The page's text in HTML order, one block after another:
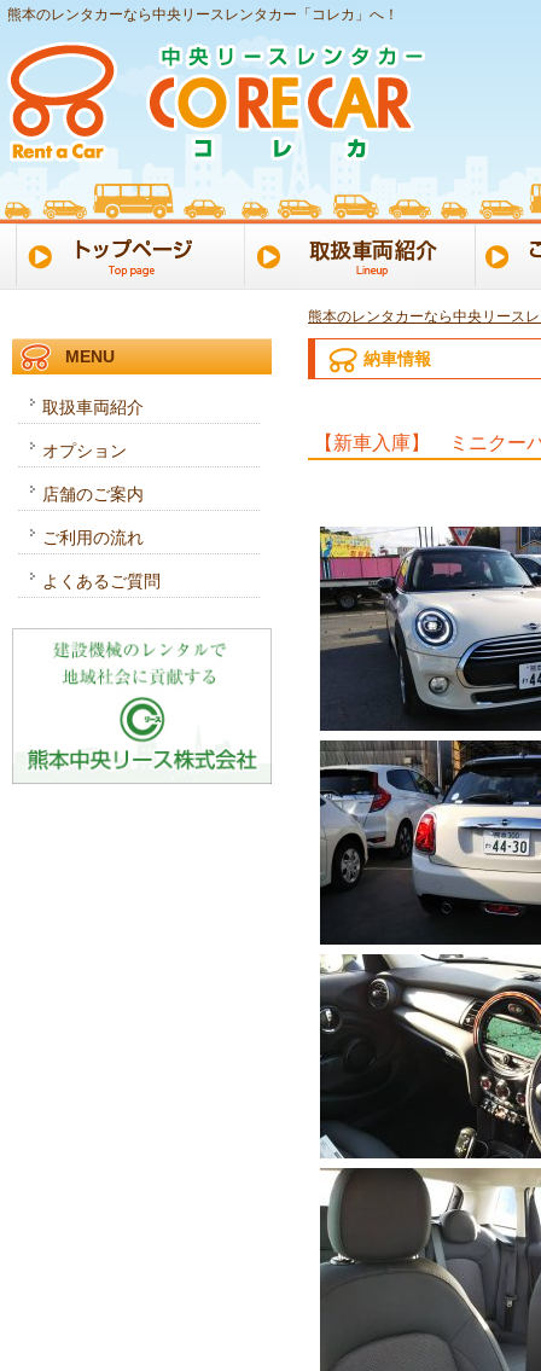
熊本のレンタカーなら中央リースレンタカー「コレカ」へ！
熊本のレンタカーなら中央リース
納車情報
【新車入庫】 ミニクー
MENU
取扱車両紹介
オプション
店舗のご案内
ご利用の流れ
よくあるご質問